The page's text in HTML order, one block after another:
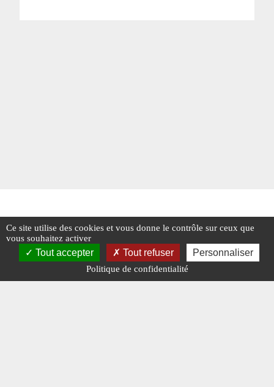
Ce site utilise des cookies et vous donne le contrôle sur ceux que
vous souhaitez activer
Tout accepter Tout refuser Personnaliser
Politique de confidentialité